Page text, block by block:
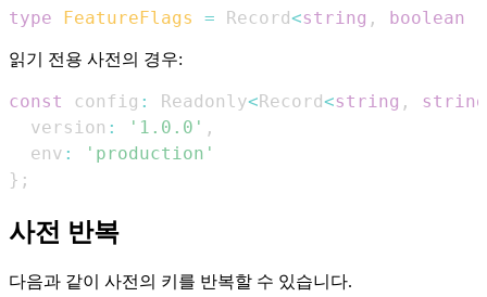
type FeatureFlags = Record<string , boolean
읽기 전용 사전의 경우:
const config : Readonly< Record<string ,
string
  version
: '1.0.0' ,
  env
:
'production'
} ;
사전 반복
다음과 같이 사전의 키를 반복할 수 있습니다.